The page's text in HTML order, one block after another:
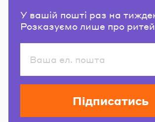
У вашій пошті раз на
Розказуємо лише про
Підписатись